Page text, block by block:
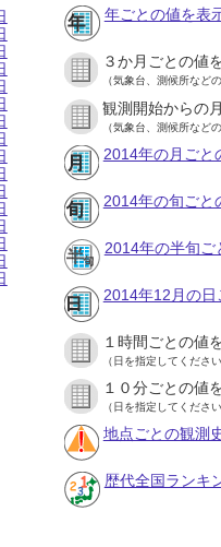
年ごとの値を表
３か月ごとの値
（気象台、測候所など
観測開始からの
（気象台、測候所など
2014年の月ごと
2014年の旬ごと
2014年の半旬ご
2014年12月の
１時間ごとの値
（日を指定してください
１０分ごとの値
（日を指定してください
地点ごとの観測
歴代全国ランキ